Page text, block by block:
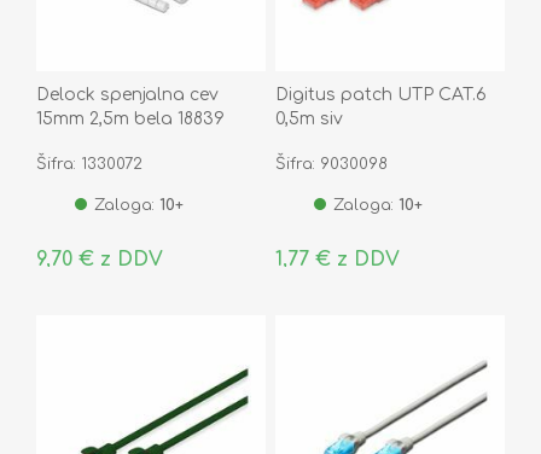
Delock spenjalna cev
15mm 2,5m bela 18839
Šifra: 1330072
Zaloga: 10+
9,70 € z DDV
Digitus patch UTP CAT.6
0,5m siv
Šifra: 9030098
Zaloga: 10+
1,77 € z DDV